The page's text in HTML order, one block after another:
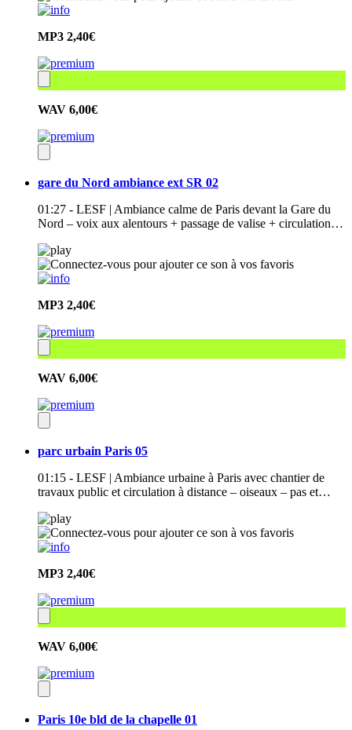
MP3 2,40€
WAV 6,00€
gare du Nord ambiance ext SR 02
01:27 - LESF | Ambiance calme de Paris devant la Gare du
Nord – voix aux alentours + passage de valise + circulation…
MP3 2,40€
WAV 6,00€
parc urbain Paris 05
01:15 - LESF | Ambiance urbaine à Paris avec chantier de
travaux public et circulation à distance – oiseaux – pas et…
MP3 2,40€
WAV 6,00€
Paris 10e bld de la chapelle 01